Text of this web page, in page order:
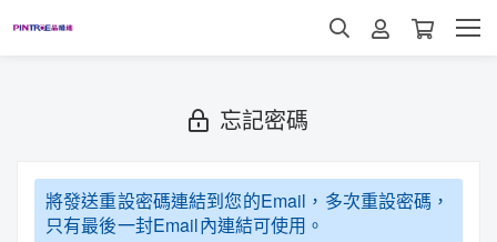
忘記密碼
將發送重設密碼連結到您的Email，多次重設密碼，
只有最後一封Email內連結可使用。